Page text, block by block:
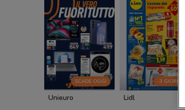
SCADE OGGI
Unieuro
-3 GIORNI
Lidl